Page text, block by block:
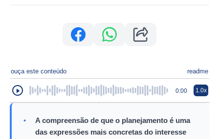
ouça este conteúdo readme
0:00 1.0x
•
A compreensão de que o planejamento é uma
das expressões mais concretas do interesse